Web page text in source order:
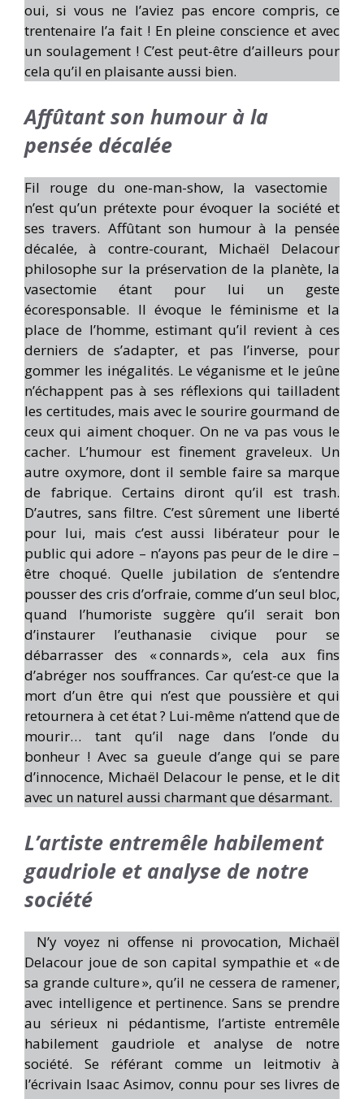
oui, si vous ne l’aviez pas encore compris, ce
trentenaire l’a fait ! En pleine conscience et avec
un soulagement ! C’est peut-être d’ailleurs pour
cela qu’il en plaisante aussi bien.
Affûtant son humour à la
pensée décalée
Fil rouge du one-man-show, la vasectomie
n’est qu’un prétexte pour évoquer la société et
ses travers. Affûtant son humour à la pensée
décalée, à contre-courant, Michaël Delacour
philosophe sur la préservation de la planète, la
vasectomie étant pour lui un geste
écoresponsable. Il évoque le féminisme et la
place de l’homme, estimant qu’il revient à ces
derniers de s’adapter, et pas l’inverse, pour
gommer les inégalités. Le véganisme et le jeûne
n’échappent pas à ses réflexions qui tailladent
les certitudes, mais avec le sourire gourmand de
ceux qui aiment choquer. On ne va pas vous le
cacher. L’humour est finement graveleux. Un
autre oxymore, dont il semble faire sa marque
de fabrique. Certains diront qu’il est trash.
D’autres, sans filtre. C’est sûrement une liberté
pour lui, mais c’est aussi libérateur pour le
public qui adore – n’ayons pas peur de le dire –
être choqué. Quelle jubilation de s’entendre
pousser des cris d’orfraie, comme d’un seul bloc,
quand l’humoriste suggère qu’il serait bon
d’instaurer l’euthanasie civique pour se
débarrasser des « connards », cela aux fins
d’abréger nos souffrances. Car qu’est-ce que la
mort d’un être qui n’est que poussière et qui
retournera à cet état ? Lui-même n’attend que de
mourir… tant qu’il nage dans l’onde du
bonheur ! Avec sa gueule d’ange qui se pare
d’innocence, Michaël Delacour le pense, et le dit
avec un naturel aussi charmant que désarmant.
L’artiste entremêle habilement
gaudriole et analyse de notre
société
N’y voyez ni offense ni provocation, Michaël
Delacour joue de son capital sympathie et « de
sa grande culture », qu’il ne cessera de ramener,
avec intelligence et pertinence. Sans se prendre
au sérieux ni pédantisme, l’artiste entremêle
habilement gaudriole et analyse de notre
société. Se référant comme un leitmotiv à
l’écrivain Isaac Asimov, connu pour ses livres de